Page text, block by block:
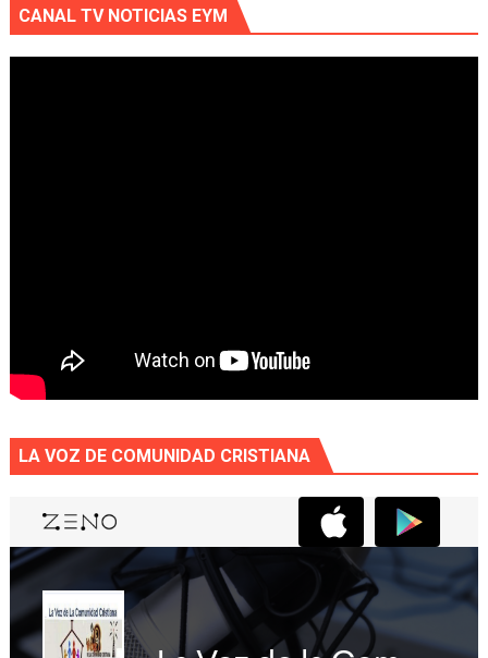
CANAL TV NOTICIAS EYM
LA VOZ DE COMUNIDAD CRISTIANA